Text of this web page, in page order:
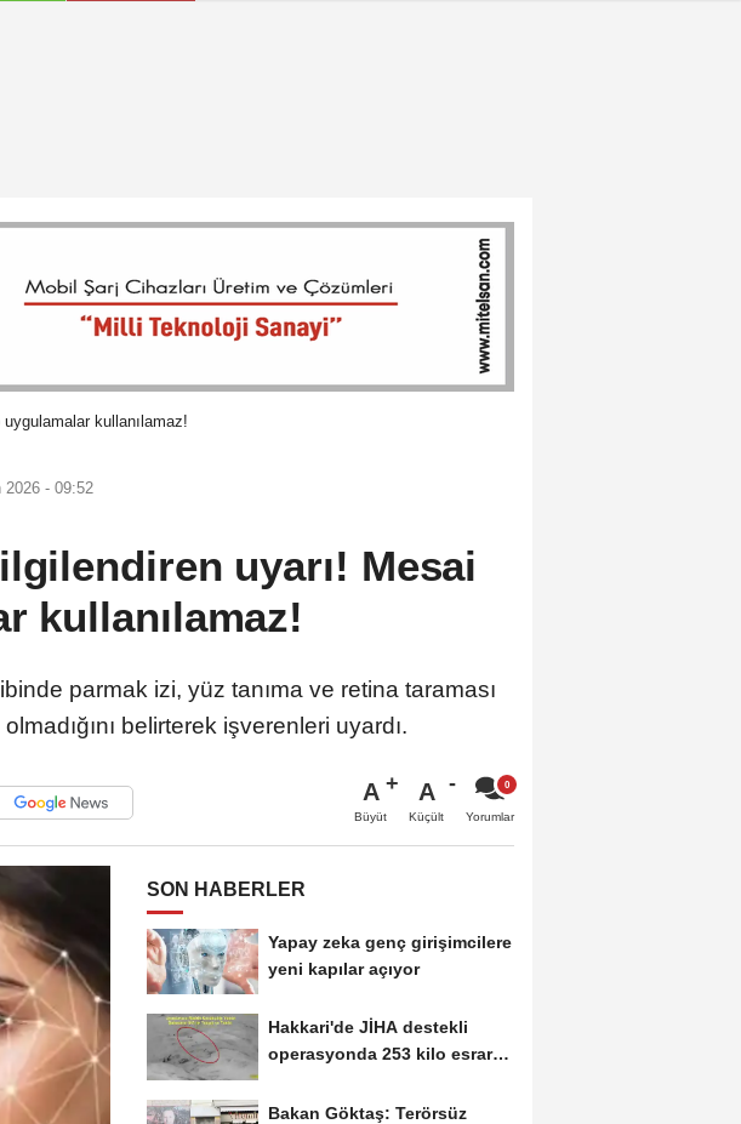
kullanılamaz!
2026 - 09:52
uyarı! Mesai
kullanılamaz!
parmak izi, yüz tanıma ve retina taraması
belirterek işverenleri uyardı.
A
Büyüt
A
Küçült Yorumlar
SON HABERLER
Yapay zeka genç girişimcilere
yeni kapılar açıyor
Hakkari'de JİHA destekli
operasyonda 253 kilo esrar
Bakan Göktaş: Terörsüz